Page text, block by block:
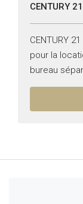
CENTURY
CENTURY
pour la
bureau
kitchenette